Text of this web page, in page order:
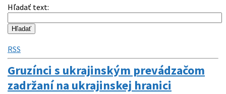
Hľadať text:
RSS
Gruzínci s ukrajinským prevádzačom
zadržaní na ukrajinskej hranici